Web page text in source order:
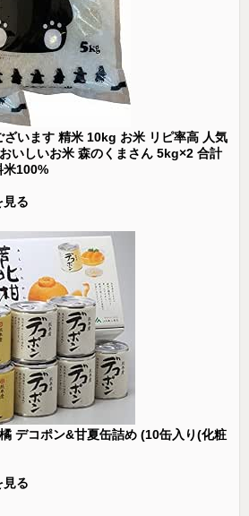
ざいます 精米 10kg お米 リピ率高 人気
いしいお米 森のくまさん 5kg×2 合計
米100%
見る
デコポン&甘夏缶詰め (10缶入り(化粧
見る